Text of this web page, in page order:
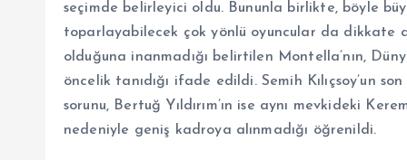
seçimde belirleyici oldu. Bununla birlikte, böyle
toparlayabilecek çok yönlü oyuncular da dikkate
olduğuna inanmadığı belirtilen Montella’nın,
öncelik tanıdığı ifade edildi. Semih Kılıçsoy’un
sorunu, Bertuğ Yıldırım’ın ise aynı mevkideki
nedeniyle geniş kadroya alınmadığı öğrenildi.